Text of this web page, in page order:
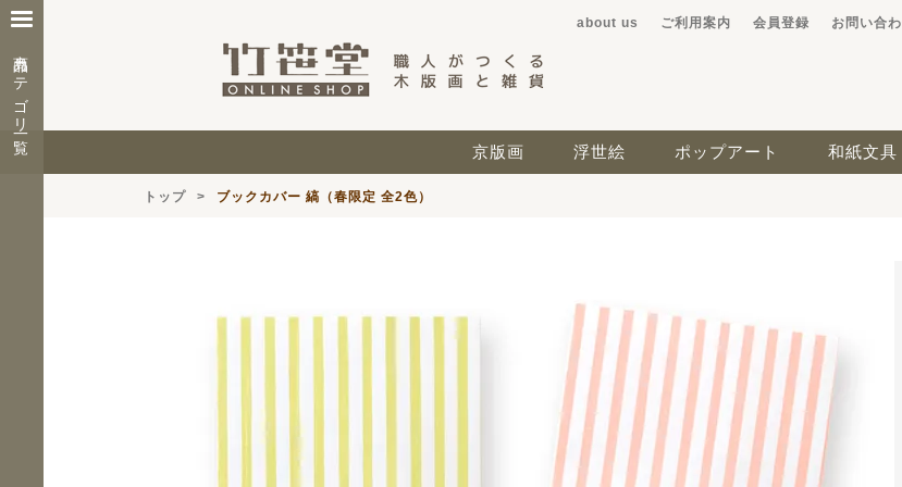
about us ご利用案内 会員登録 お問い合
京版画 浮世絵 ポップアート 和紙文具
商品カテゴリ一覧
トップ ブックカバー 縞（春限定 全2色）